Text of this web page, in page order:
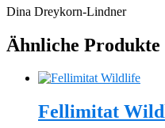
Dina Dreykorn-Lindner
Ähnliche Produkte
Fellimitat